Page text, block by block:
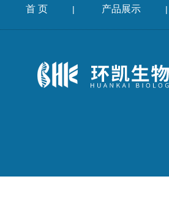
首 页 | 产品展示 |